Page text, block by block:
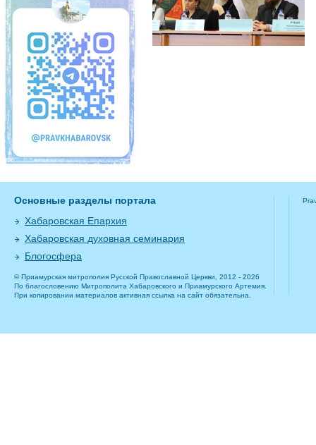
Основные разделы портала
Хабаровская Епархия
Хабаровская духовная семинария
Блогосфера
© Приамурская митрополия Русской Православной Церкви, 2012 - 2026
По благословению Митрополита Хабаровского и Приамурского Артемия.
При копировании материалов активная ссылка на сайт обязательна.